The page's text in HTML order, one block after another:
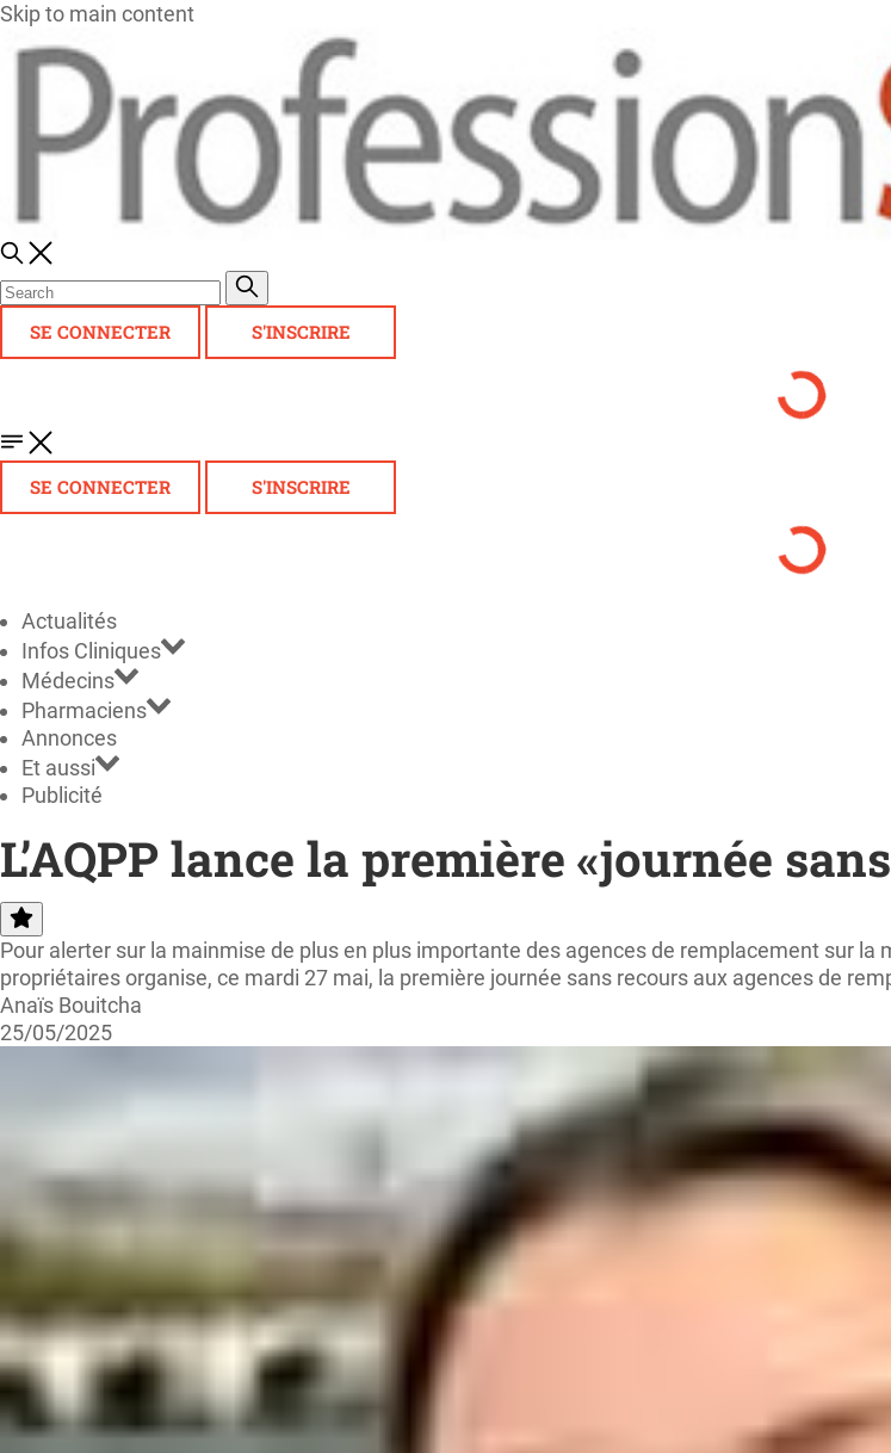
Skip to main content
SE CONNECTER S'INSCRIRE
SE CONNECTER S'INSCRIRE
Actualités
Infos Cliniques
Médecins
Pharmaciens
Annonces
Et aussi
Publicité
L’AQPP lance la première «journée
Pour alerter sur la mainmise de plus en plus importante des agences de remplacement sur
propriétaires organise, ce mardi 27 mai, la première journée sans recours aux agences de
Anaïs Bouitcha
25/05/2025